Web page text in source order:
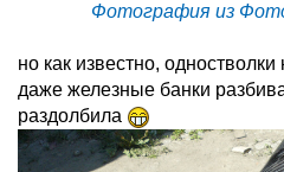
Фотография из
но как известно,
даже железные банки
раздолбила